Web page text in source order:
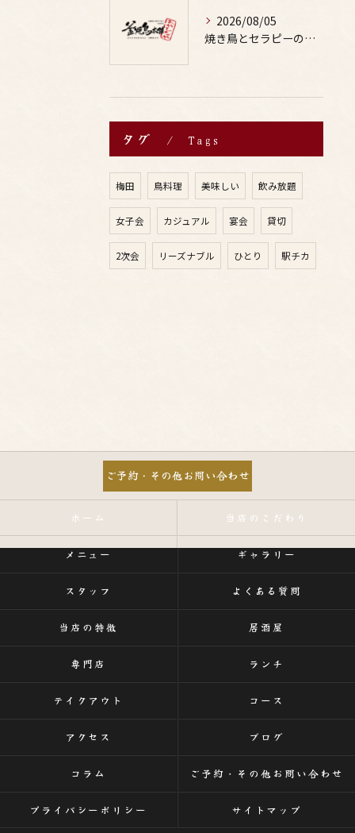
2026/08/05
焼き鳥とセラピーの関係性を体感できる居酒屋体験と鳥料理の奥深さとお酒の楽しみ方
タグ Tags
梅田 鳥料理 美味しい 飲み放題
女子会 カジュアル 宴会 貸切
2次会 リーズナブル ひとり 駅チカ
ご予約・その他お問い合わせ
ホーム 当店のこだわり
メニュー ギャラリー
スタッフ よくある質問
当店の特徴 居酒屋
専門店 ランチ
テイクアウト コース
アクセス ブログ
コラム ご予約・その他お問い合わせ
プライバシーポリシー サイトマップ